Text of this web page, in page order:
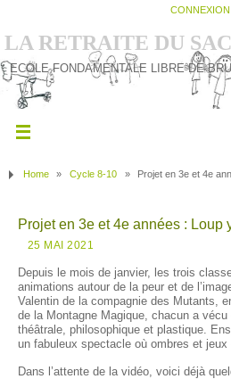
CONNEXION
LA RETRAITE DU
ECOLE FONDAMENTALE LIBRE DE
Home » Cycle 8-10 » Projet en 3e et 4e
Projet en 3e et 4e années : Loup
25 MAI 2021
Depuis le mois de janvier, les trois
animations autour de la peur et de
Valentin de la compagnie des Mutants,
de la Montagne Magique, chacun a vécu
théâtrale, philosophique et plastique.
un fabuleux spectacle où ombres et jeux
Dans l’attente de la vidéo, voici déjà